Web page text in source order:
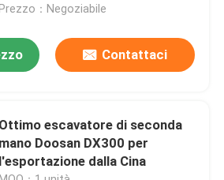
stradali
usate
Prezzo：Negoziabile
Contattaci
Ottimo escavatore di seconda
mano Doosan DX300 per
l'esportazione dalla Cina